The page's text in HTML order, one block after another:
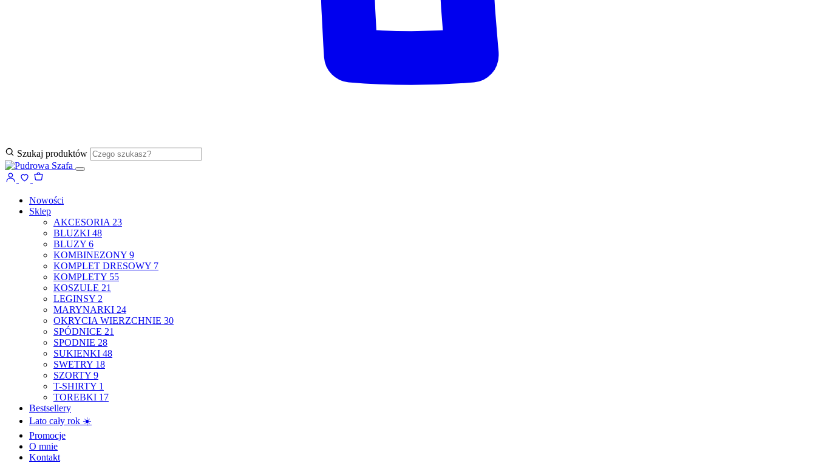
Szukaj produktów
Nowości
Sklep
AKCESORIA 23
BLUZKI 48
BLUZY 6
KOMBINEZONY 9
KOMPLET DRESOWY 7
KOMPLETY 55
KOSZULE 21
LEGINSY 2
MARYNARKI 24
OKRYCIA WIERZCHNIE 30
SPÓDNICE 21
SPODNIE 28
SUKIENKI 48
SWETRY 18
SZORTY 9
T-SHIRTY 1
TOREBKI 17
Bestsellery
Lato cały rok ☀️
Promocje
O mnie
Kontakt